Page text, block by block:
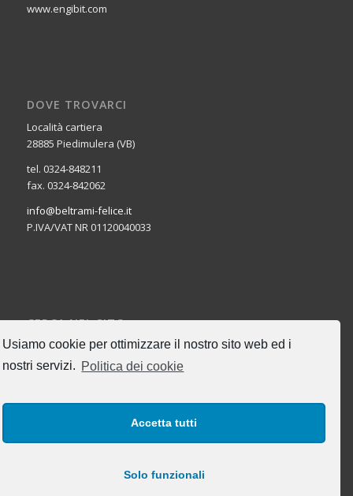
Usiamo cookie per ottimizzare il nostro sito web ed i
nostri servizi. Politica dei cookie
Accetta tutti
Solo funzionali
www.engibit.com
DOVE TROVARCI
Località cartiera
28885 Piedimulera (VB)
tel. 0324-848211
fax. 0324-842062
info@beltrami-felice.it
P.IVA/VAT NR 01120040033
CERCA NEL SITO
I NOSTRI ORARI DI UFFICIO